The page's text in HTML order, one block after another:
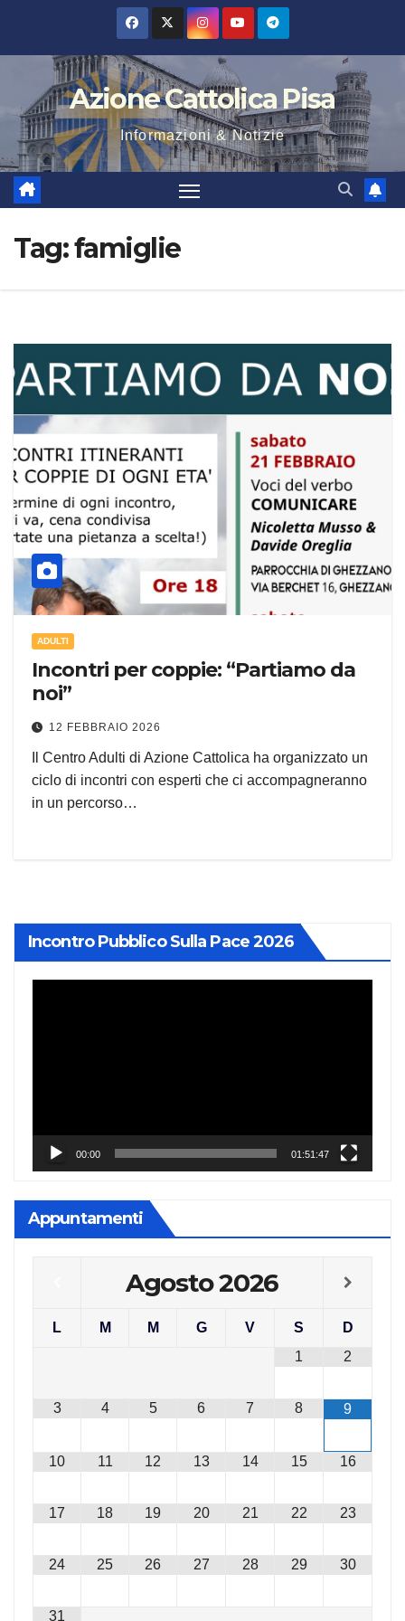
contenuto
Azione Cattolica Pisa
Informazioni & Notizie
Tag:famiglie
ADULTI
Incontri per coppie: “Partiamo da
noi”
12 FEBBRAIO 2026
Il Centro Adulti di Azione Cattolica ha organizzato un
ciclo di incontri con esperti che ci accompagneranno
in un percorso…
Incontro Pubblico Sulla Pace 2026
00:00 01:51:47
Appuntamenti
Agosto2026
L M M G V S
D
1
2
3 4 5 6 7 8 9
10 11 12 13 14 15 16
17 18 19 20 21 22 23
24 25 26 27 28 29 30
31